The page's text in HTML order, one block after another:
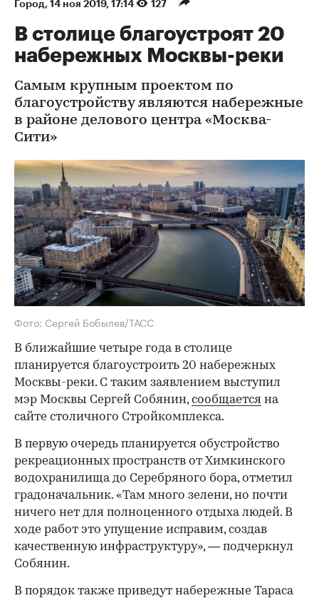
Город⁠, 14 ноя 2019, 17:14 127
В столице благоустроят 20
набережных Москвы-реки
Самым крупным проектом по
благоустройству являются набережные
в районе делового центра «Москва-
Сити»
Фото: Сергей Бобылев/ТАСС
В ближайшие четыре года в столице
планируется благоустроить 20 набережных
Москвы-реки. С таким заявлением выступил
мэр Москвы Сергей Собянин,сообщается на
сайте столичного Стройкомплекса.
В первую очередь планируется обустройство
рекреационных пространств от Химкинского
водохранилища до Серебряного бора, отметил
градоначальник. «Там много зелени, но почти
ничего нет для полноценного отдыха людей. В
ходе работ это упущение исправим, создав
качественную инфраструктуру», — подчеркнул
Собянин.
В порядок также приведут набережные Тараса